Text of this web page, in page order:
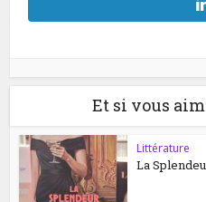
Et si vous
Littérature
La